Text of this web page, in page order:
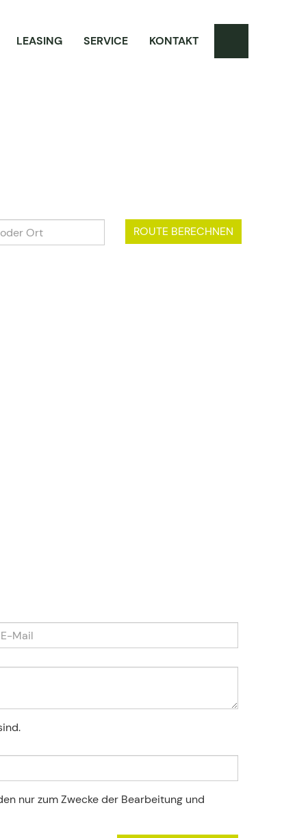
LEASING SERVICE KONTAKT
ROUTE BERECHNEN
nur zum Zwecke der Bearbeitung und